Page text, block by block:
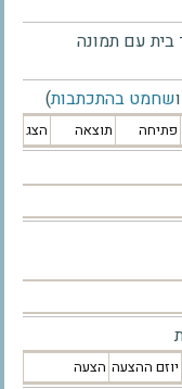
עם תמונה
ושחמט בהתכתבות)
פתיחה תוצאה הצג
יוזם ההצעה הצעה